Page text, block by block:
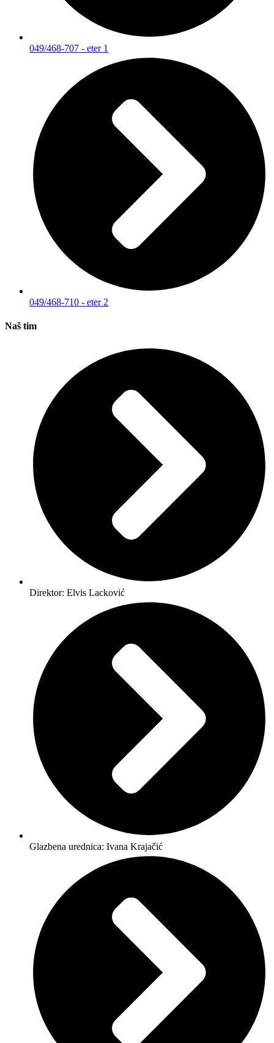
049/468-707 - eter 1
049/468-710 - eter 2
Naš tim
Direktor: Elvis Lacković
Glazbena urednica: Ivana Krajačić